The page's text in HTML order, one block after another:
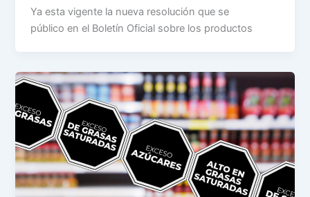
Ya esta vigente la nueva resolución que se
público en el Boletín Oficial sobre los productos